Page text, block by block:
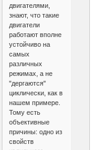
двигателями,
знают, что такие
двигатели
работают вполне
устойчиво на
самых
различных
режимах, а не
"дергаются"
циклически, как в
нашем примере.
Тому есть
объективные
причины: одно из
свойств